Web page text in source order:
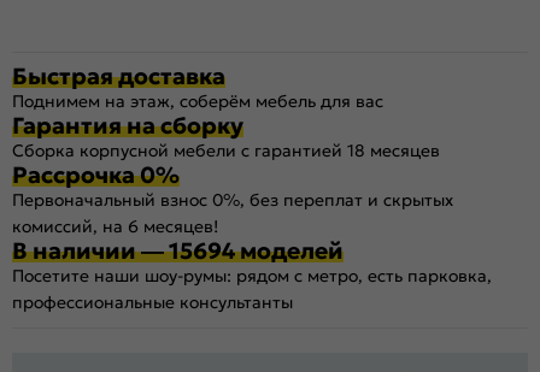
Быстрая доставка
Поднимем на этаж, соберём мебель для вас
Гарантия на сборку
Сборка корпусной мебели с гарантией 18 месяцев
Рассрочка 0%
Первоначальный взнос 0%, без переплат и скрытых
комиссий, на 6 месяцев!
В наличии — 15694 моделей
Посетите наши шоу-румы: рядом с метро, есть парковка,
профессиональные консультанты